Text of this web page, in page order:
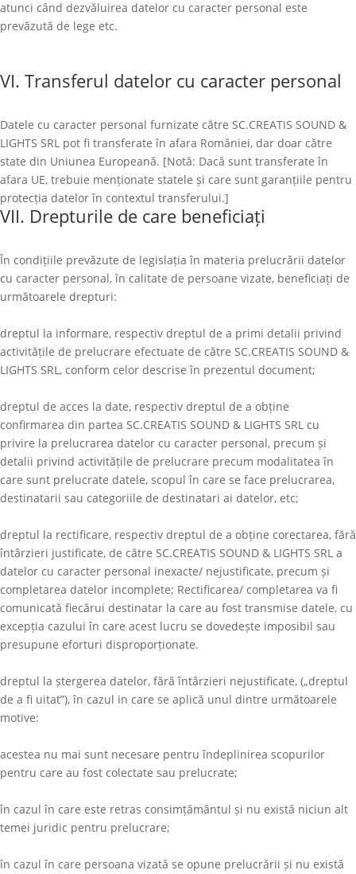
atunci când dezvăluirea datelor cu caracter personal este
prevăzută de lege etc.
VI. Transferul datelor cu caracter personal
Datele cu caracter personal furnizate către SC.CREATIS SOUND &
LIGHTS SRL pot fi transferate în afara României, dar doar către
state din Uniunea Europeană. [Notă: Dacă sunt transferate în
afara UE, trebuie menționate statele și care sunt garanțiile pentru
protecția datelor în contextul transferului.]
VII. Drepturile de care beneficiați
În condițiile prevăzute de legislația în materia prelucrării datelor
cu caracter personal, în calitate de persoane vizate, beneficiați de
următoarele drepturi:
dreptul la informare, respectiv dreptul de a primi detalii privind
activitățile de prelucrare efectuate de către SC.CREATIS SOUND &
LIGHTS SRL, conform celor descrise în prezentul document;
dreptul de acces la date, respectiv dreptul de a obține
confirmarea din partea SC.CREATIS SOUND & LIGHTS SRL cu
privire la prelucrarea datelor cu caracter personal, precum și
detalii privind activitățile de prelucrare precum modalitatea în
care sunt prelucrate datele, scopul în care se face prelucrarea,
destinatarii sau categoriile de destinatari ai datelor, etc;
dreptul la rectificare, respectiv dreptul de a obține corectarea, fără
întârzieri justificate, de către SC.CREATIS SOUND & LIGHTS SRL a
datelor cu caracter personal inexacte/ nejustificate, precum și
completarea datelor incomplete; Rectificarea/ completarea va fi
comunicată fiecărui destinatar la care au fost transmise datele, cu
excepția cazului în care acest lucru se dovedește imposibil sau
presupune eforturi disproporționate.
dreptul la ștergerea datelor, fără întârzieri nejustificate, („dreptul
de a fi uitat”), în cazul in care se aplică unul dintre următoarele
motive:
acestea nu mai sunt necesare pentru îndeplinirea scopurilor
pentru care au fost colectate sau prelucrate;
în cazul în care este retras consimțământul și nu există niciun alt
temei juridic pentru prelucrare;
în cazul în care persoana vizată se opune prelucrării și nu există